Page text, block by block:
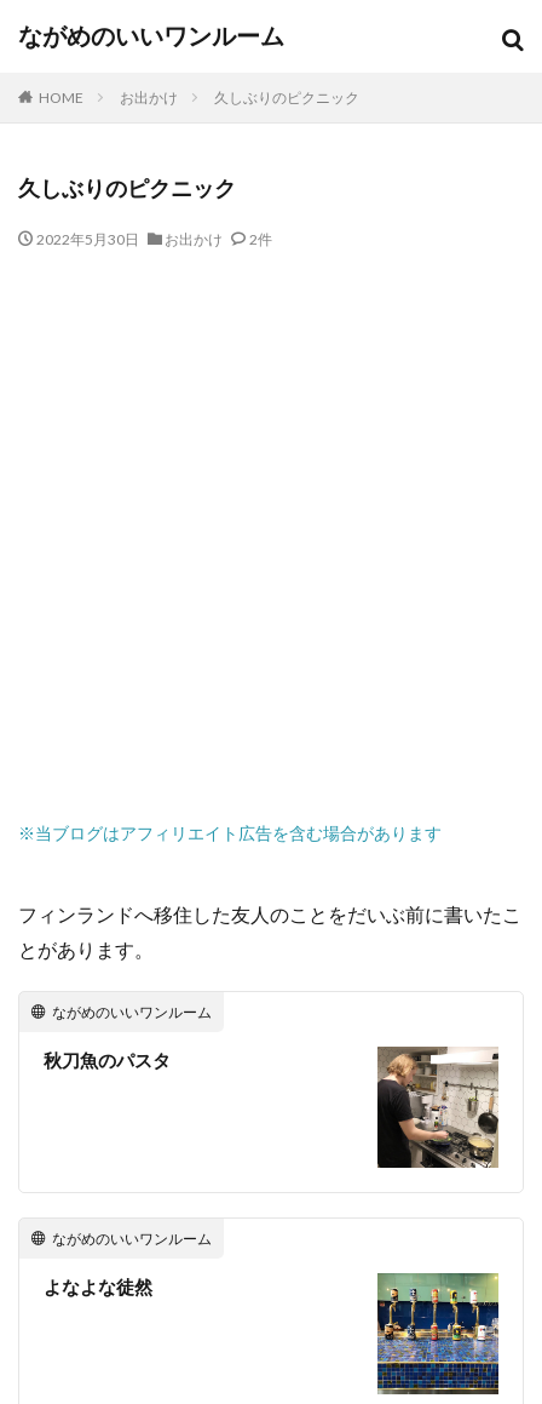
ながめのいいワンルーム
HOME お出かけ 久しぶりのピクニック
久しぶりのピクニック
2022年5月30日 お出かけ 2件
※当ブログはアフィリエイト広告を含む場合があります
フィンランドへ移住した友人のことをだいぶ前に書いたこ
とがあります。
ながめのいいワンルーム
秋刀魚のパスタ
ながめのいいワンルーム
よなよな徒然